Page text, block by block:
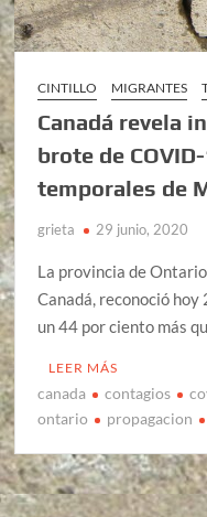
CINTILLO MIGRANTES
Canadá revela
brote de
temporales de
grieta 29 junio, 2020
La provincia de
Canadá, reconoció
un 44 por ciento más
LEER MÁS
canada contagios
ontario
propagacion